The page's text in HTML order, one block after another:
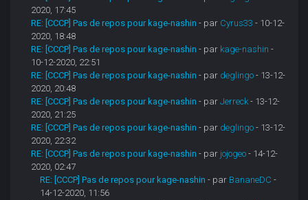
2020, 17:45
RE: [CCCP] Pas de repos pour kage-nashin - par Cyrus33 - 10-12-
2020, 18:48
RE: [CCCP] Pas de repos pour kage-nashin - par kage-nashin -
10-12-2020, 22:51
RE: [CCCP] Pas de repos pour kage-nashin - par deglingo - 13-12-
2020, 20:48
RE: [CCCP] Pas de repos pour kage-nashin - parJerreck - 13-12-
2020, 21:25
RE: [CCCP] Pas de repos pour kage-nashin - par deglingo - 13-12-
2020, 22:32
RE: [CCCP] Pas de repos pour kage-nashin - par jojogeo - 14-12-
2020, 02:47
RE: [CCCP] Pas de repos pour kage-nashin - par BananeDC -
14-12-2020, 11:56